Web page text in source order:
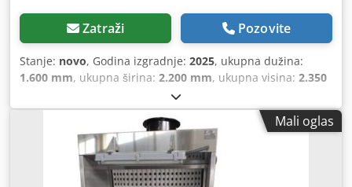
Zatraži Pozovite
Stanje: novo, Godina izgradnje: 2025, ukupna dužina:
1.600 mm, ukupna širina: 2.200 mm, ukupna visina: 2.350
, vrsta ulazne struje:
radna širina:1.400 mm,
Mali oglas